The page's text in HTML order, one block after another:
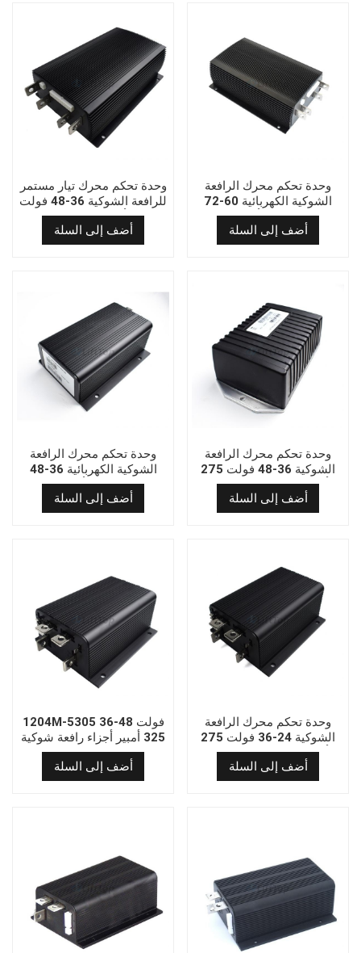
وحدة تحكم محرك تيار مستمر
للرافعة الشوكية 36-48 فولت
500 أمبير 1215-8307
أضف إلى السلة
وحدة تحكم محرك الرافعة
الشوكية الكهربائية 60-72
فولت 400 أمبير 1205M-
6B403
أضف إلى السلة
وحدة تحكم محرك الرافعة
الشوكية الكهربائية 36-48
فولت 500 أمبير 1205M-
5603
أضف إلى السلة
وحدة تحكم محرك الرافعة
الشوكية 36-48 فولت 275
أمبير مصنوعة في الصين
1266A-5201
أضف إلى السلة
1204M-5305 36-48 فولت
325 أمبير أجزاء رافعة شوكية
محرك تيار مستمر قابل
للبرمجة كورتيس وحدة تحكم
ملفوفة على التوالي
أضف إلى السلة
وحدة تحكم محرك الرافعة
الشوكية 24-36 فولت 275
أمبير مصنوعة في الصين
1204M-4201
أضف إلى السلة